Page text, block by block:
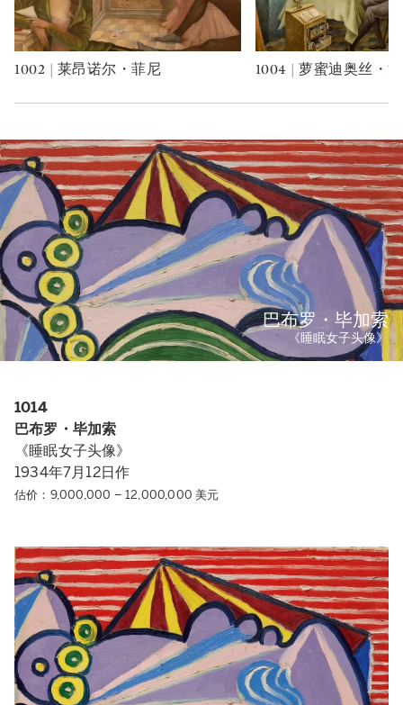
Type: art
1002 | 莱昂诺尔・菲尼 Type: art
1004 | 萝蜜迪奥丝・
巴布罗・毕加索
《睡眠女子头像》
1014
巴布罗・毕加索
《睡眠女子头像》
1934年7月12日作
估价：9,000,000 – 12,000,000 美元